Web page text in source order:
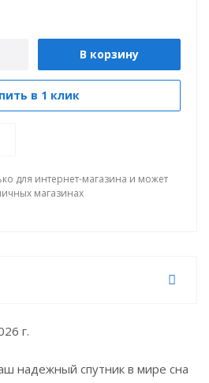
В корзину
в 1 клик
для интернет-магазина и может
магазинах
г.
надежный спутник в мире сна